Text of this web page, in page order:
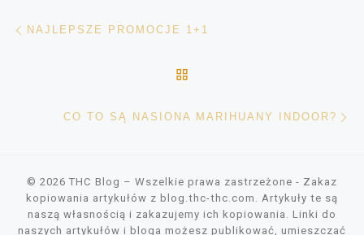
Nawigacja wpisu
NAJLEPSZE PROMOCJE 1+1
CO TO SĄ NASIONA MARIHUANY INDOOR?
© 2026THC Blog – Wszelkie prawa zastrzeżone - Zakaz
kopiowania artykułów z blog.thc-thc.com. Artykuły te są
naszą własnością i zakazujemy ich kopiowania. Linki do
naszych artykułów i bloga możesz publikować, umieszczać